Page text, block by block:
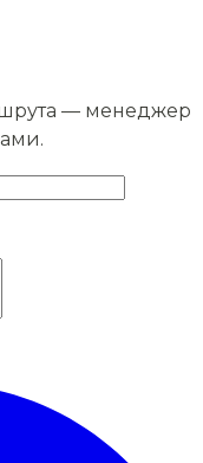
— менеджер